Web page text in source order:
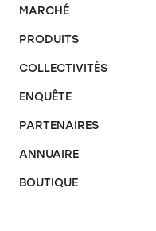
MARCHÉ
PRODUITS
COLLECTIVITÉS
ENQUÊTE
PARTENAIRES
ANNUAIRE
BOUTIQUE